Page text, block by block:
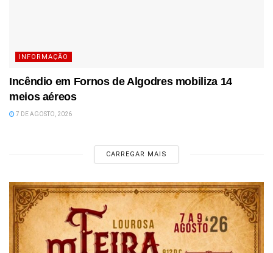
INFORMAÇÃO
Incêndio em Fornos de Algodres mobiliza 14
meios aéreos
7 DE AGOSTO, 2026
CARREGAR MAIS